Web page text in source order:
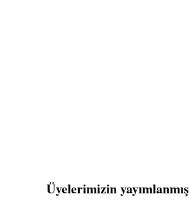
Üyelerimizin yayımlanmış